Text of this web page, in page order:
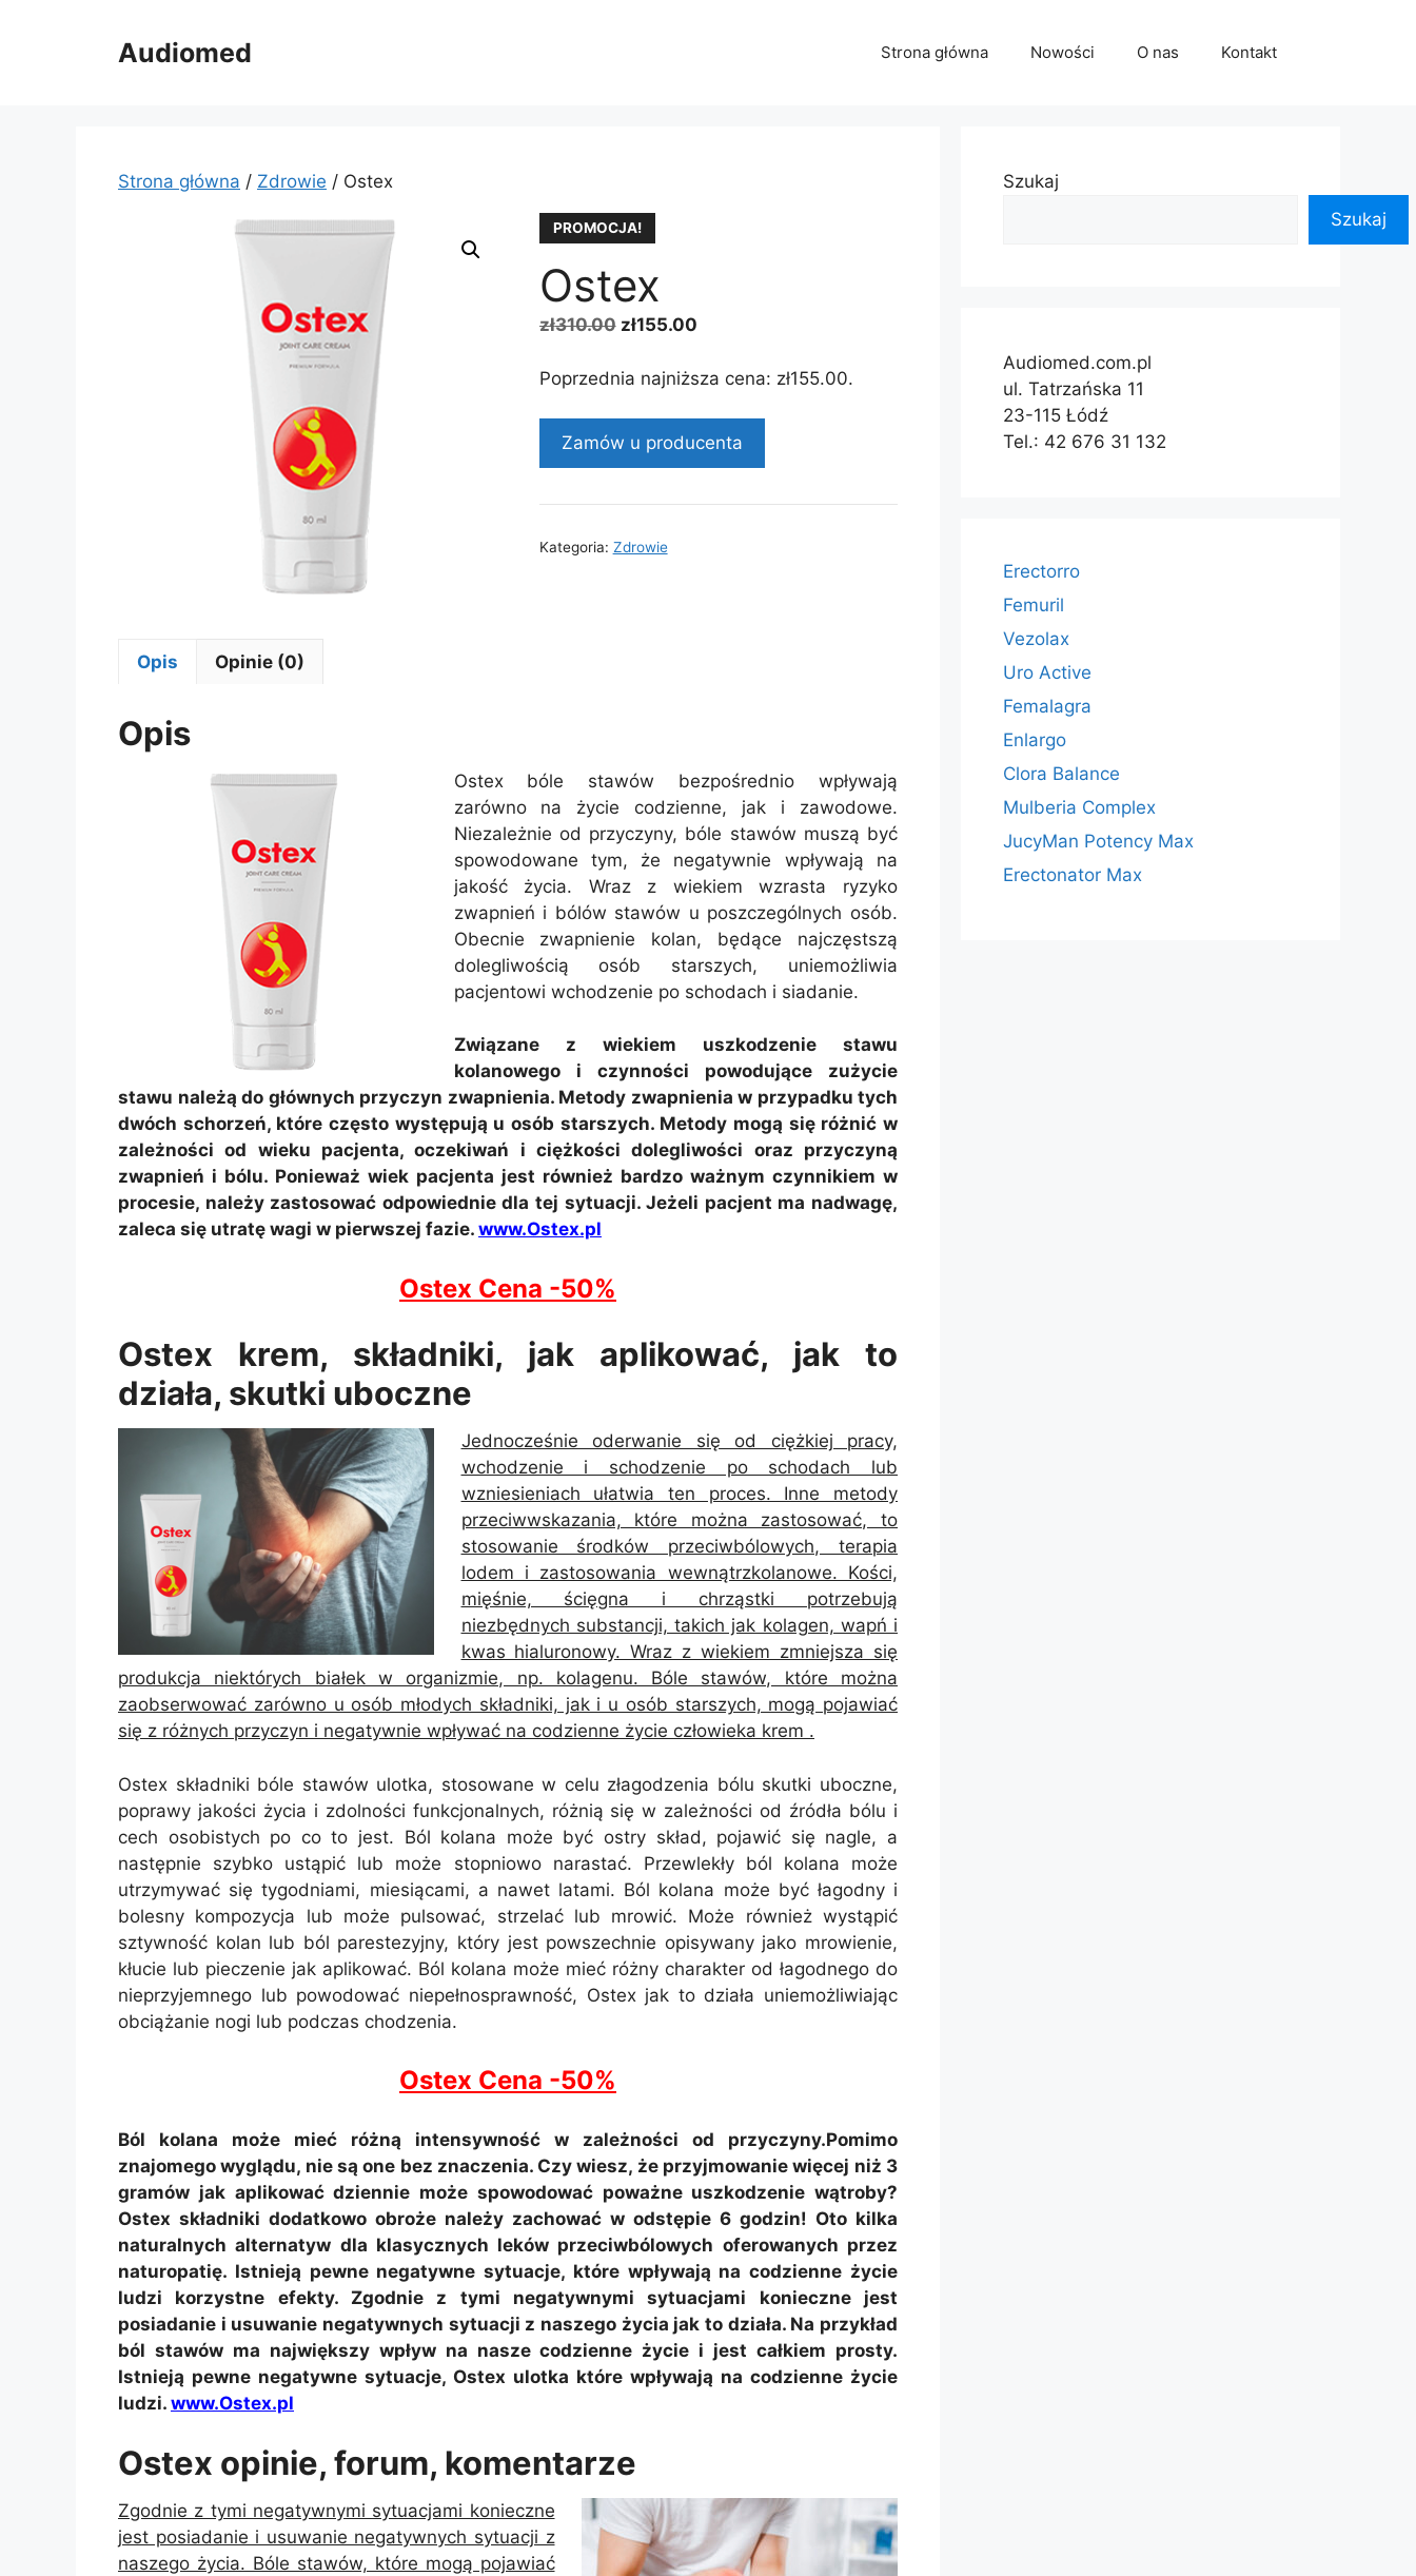
Audiomed Strona główna Nowości O nas Kontakt
Strona główna / Zdrowie / Ostex
PROMOCJA!
Ostex
zł310.00 Pierwotna
wynosiła:
zł155.00Aktualna
wynosi:
Poprzednia najniższa cena: zł155.00.
Zamów u producenta
Kategoria: Zdrowie
Opis Opinie (0)
Opis
Ostex bóle stawów bezpośrednio wpływają
zarówno na życie codzienne, jak i zawodowe.
Niezależnie od przyczyny, bóle stawów muszą być
spowodowane tym, że negatywnie wpływają na
jakość życia. Wraz z wiekiem wzrasta ryzyko
zwapnień i bólów stawów u poszczególnych osób.
Obecnie zwapnienie kolan, będące najczęstszą
dolegliwością osób starszych, uniemożliwia
pacjentowi wchodzenie po schodach i siadanie.
Związane z wiekiem uszkodzenie stawu
kolanowego i czynności powodujące zużycie
stawu należą do głównych przyczyn zwapnienia. Metody zwapnienia w przypadku tych
dwóch schorzeń, które często występują u osób starszych. Metody mogą się różnić w
zależności od wieku pacjenta, oczekiwań i ciężkości dolegliwości oraz przyczyną
zwapnień i bólu. Ponieważ wiek pacjenta jest również bardzo ważnym czynnikiem w
procesie, należy zastosować odpowiednie dla tej sytuacji. Jeżeli pacjent ma nadwagę,
zaleca się utratę wagi w pierwszej fazie. www.Ostex.pl
Ostex Cena -50%
Ostex krem, składniki, jak aplikować, jak to
działa, skutki uboczne
Jednocześnie oderwanie się od ciężkiej pracy,
wchodzenie i schodzenie po schodach lub
wzniesieniach ułatwia ten proces. Inne metody
przeciwwskazania, które można zastosować, to
stosowanie środków przeciwbólowych, terapia
lodem i zastosowania wewnątrzkolanowe. Kości,
mięśnie, ścięgna i chrząstki potrzebują
niezbędnych substancji, takich jak kolagen, wapń i
kwas hialuronowy. Wraz z wiekiem zmniejsza się
produkcja niektórych białek w organizmie, np. kolagenu. Bóle stawów, które można
zaobserwować zarówno u osób młodych składniki, jak i u osób starszych, mogą pojawiać
się z różnych przyczyn i negatywnie wpływać na codzienne życie człowieka krem .
Ostex składniki bóle stawów ulotka, stosowane w celu złagodzenia bólu skutki uboczne,
poprawy jakości życia i zdolności funkcjonalnych, różnią się w zależności od źródła bólu i
cech osobistych po co to jest. Ból kolana może być ostry skład, pojawić się nagle, a
następnie szybko ustąpić lub może stopniowo narastać. Przewlekły ból kolana może
utrzymywać się tygodniami, miesiącami, a nawet latami. Ból kolana może być łagodny i
bolesny kompozycja lub może pulsować, strzelać lub mrowić. Może również wystąpić
sztywność kolan lub ból parestezyjny, który jest powszechnie opisywany jako mrowienie,
kłucie lub pieczenie jak aplikować. Ból kolana może mieć różny charakter od łagodnego do
nieprzyjemnego lub powodować niepełnosprawność, Ostex jak to działa uniemożliwiając
obciążanie nogi lub podczas chodzenia.
Ostex Cena -50%
Ból kolana może mieć różną intensywność w zależności od przyczyny.Pomimo
znajomego wyglądu, nie są one bez znaczenia. Czy wiesz, że przyjmowanie więcej niż 3
gramów jak aplikować dziennie może spowodować poważne uszkodzenie wątroby?
Ostex składniki dodatkowo obroże należy zachować w odstępie 6 godzin! Oto kilka
naturalnych alternatyw dla klasycznych leków przeciwbólowych oferowanych przez
naturopatię. Istnieją pewne negatywne sytuacje, które wpływają na codzienne życie
ludzi korzystne efekty. Zgodnie z tymi negatywnymi sytuacjami konieczne jest
posiadanie i usuwanie negatywnych sytuacji z naszego życia jak to działa. Na przykład
ból stawów ma największy wpływ na nasze codzienne życie i jest całkiem prosty.
Istnieją pewne negatywne sytuacje, Ostex ulotka które wpływają na codzienne życie
ludzi. www.Ostex.pl
Ostex opinie, forum, komentarze
Zgodnie z tymi negatywnymi sytuacjami konieczne
jest posiadanie i usuwanie negatywnych sytuacji z
naszego życia. Bóle stawów, które mogą pojawiać
Szukaj
Szukaj
Audiomed.com.pl
ul. Tatrzańska 11
23-115 Łódź
Tel.: 42 676 31 132
Erectorro
Femuril
Vezolax
Uro Active
Femalagra
Enlargo
Clora Balance
Mulberia Complex
JucyMan Potency Max
Erectonator Max